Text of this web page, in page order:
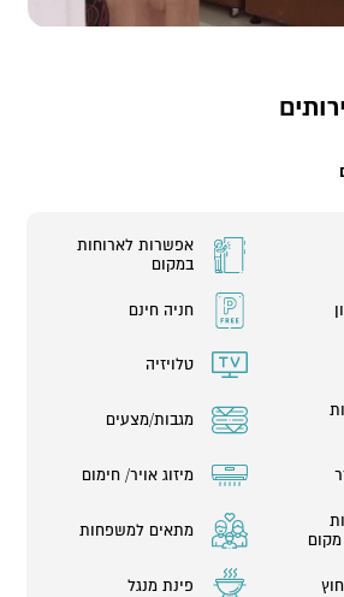
אפשרות לארוחות
במקום
חניה חינם
טלויזיה
מגבות/מצעים
מיזוג אויר/ חימום
מתאים למשפחות
פינת מנגל